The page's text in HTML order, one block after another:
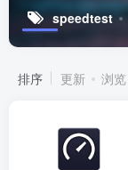
speedtest
排序 更新 浏览